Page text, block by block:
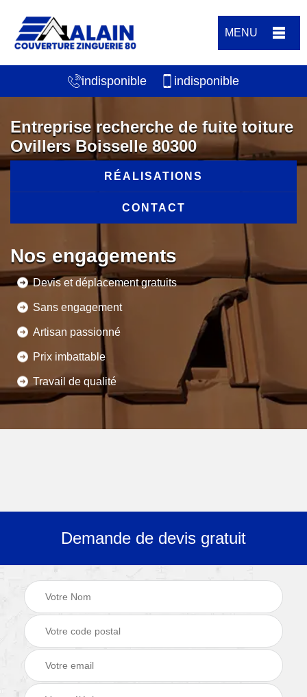
MENU
indisponible indisponible
Entreprise recherche de fuite toiture
Ovillers Boisselle 80300
RÉALISATIONS
CONTACT
Nos engagements
Devis et déplacement gratuits
Sans engagement
Artisan passionné
Prix imbattable
Travail de qualité
Demande de devis gratuit